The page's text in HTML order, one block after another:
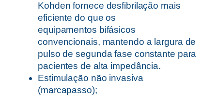
Kohden fornece desfibrilação mais
eficiente do que os
equipamentos bifásicos
convencionais, mantendo a largura de
pulso de segunda fase constante para
pacientes de alta impedância.
Estimulação não invasiva
(marcapasso);